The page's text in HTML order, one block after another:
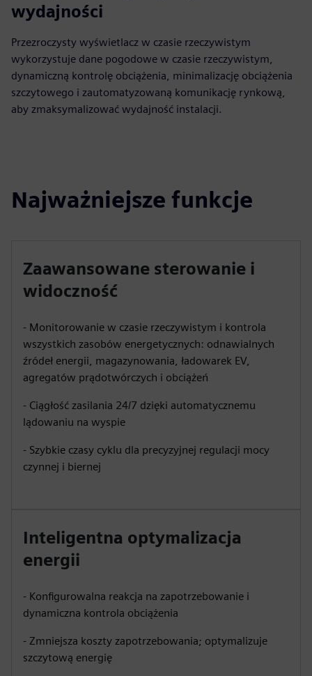
wydajności
Przezroczysty wyświetlacz w czasie rzeczywistym
wykorzystuje dane pogodowe w czasie rzeczywistym,
dynamiczną kontrolę obciążenia, minimalizację obciążenia
szczytowego i zautomatyzowaną komunikację rynkową,
aby zmaksymalizować wydajność instalacji.
Najważniejsze funkcje
Zaawansowane sterowanie i
widoczność
- Monitorowanie w czasie rzeczywistym i kontrola
wszystkich zasobów energetycznych: odnawialnych
źródeł energii, magazynowania, ładowarek EV,
agregatów prądotwórczych i obciążeń
- Ciągłość zasilania 24/7 dzięki automatycznemu
lądowaniu na wyspie
- Szybkie czasy cyklu dla precyzyjnej regulacji mocy
czynnej i biernej
Inteligentna optymalizacja
energii
- Konfigurowalna reakcja na zapotrzebowanie i
dynamiczna kontrola obciążenia
- Zmniejsza koszty zapotrzebowania; optymalizuje
szczytową energię